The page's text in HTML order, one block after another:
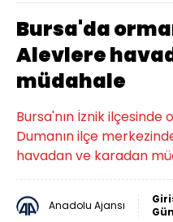
Bursa'da
Alevlere
müdahale
Bursa'nın İznik ilçesinde
Dumanın ilçe
havadan ve karadan
Anadolu Ajansı